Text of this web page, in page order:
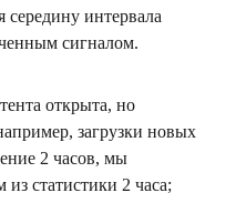
интервала
сигналом.
открыта, но
загрузки новых
2 часов, мы
статистики 2 часа;